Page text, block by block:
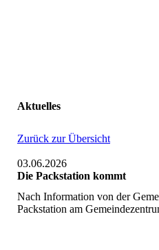
Aktuelles
Zurück zur Übersicht
03.06.2026
Die Packstation kommt
Nach Information von der
Packstation am